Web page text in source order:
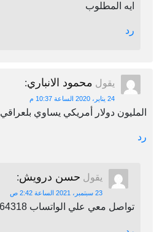
ايه المطلوب
رد
يقول محمود الانباري:
24 يناير، 2020 الساعة 10:37 م
المليون دولار أمريكي يساوي بلعراقي
رد
يقول حسن درويش:
23 سبتمبر، 2021 الساعة 2:42 ص
تواصل معي علي الواتساب 00249905364318